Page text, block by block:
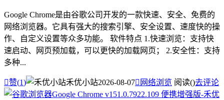
Google Chrome是由谷歌公司开发的一款快速、安全、免费的
网络浏览器。它具有强大的搜索引擎、安全设置、速度快的操
作、自定义设置等众多功能。 软件特点 1.快速浏览：支持快
速启动、网页预加载，可以更快的加载网页； 2.安全性：支持
多种...
赞(1) 禾优小站2026-08-07 网络浏览 阅读()去评论